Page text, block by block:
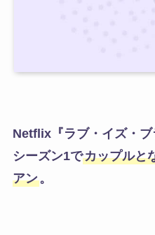
Netflix『ラブ・イズ・ブ
シーズン1でカップルと
アン。